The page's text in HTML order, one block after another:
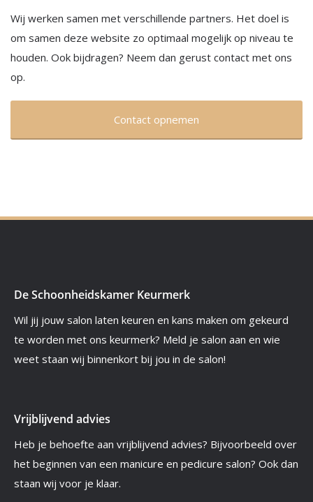
Wij werken samen met verschillende partners. Het doel is
om samen deze website zo optimaal mogelijk op niveau te
houden. Ook bijdragen? Neem dan gerust contact met ons
op.
Contact opnemen
De Schoonheidskamer Keurmerk
Wil jij jouw salon laten keuren en kans maken om gekeurd
te worden met ons keurmerk? Meld je salon aan en wie
weet staan wij binnenkort bij jou in de salon!
Vrijblijvend advies
Heb je behoefte aan vrijblijvend advies? Bijvoorbeeld over
het beginnen van een manicure en pedicure salon? Ook dan
staan wij voor je klaar.